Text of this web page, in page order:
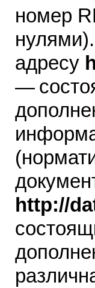
номер
адресу
—
http://